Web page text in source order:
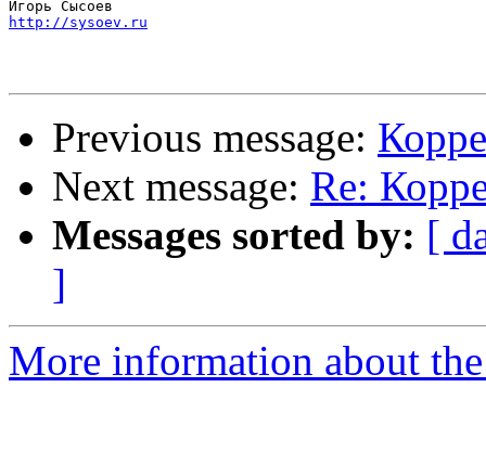
http://sysoev.ru
Previous message:
Next message: Re:
Messages sorted by: [
]
More information about